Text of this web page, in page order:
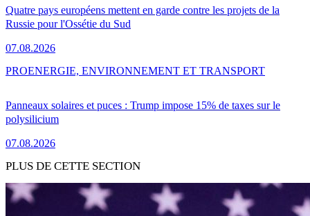
Quatre pays européens mettent en garde contre les projets de la
Russie pour l'Ossétie du Sud
07.08.2026
Panneaux solaires et puces : Trump impose 15% de taxes sur le
polysilicium
07.08.2026
PROENERGIE, ENVIRONNEMENT ET TRANSPORT
PLUS DE CETTE SECTION